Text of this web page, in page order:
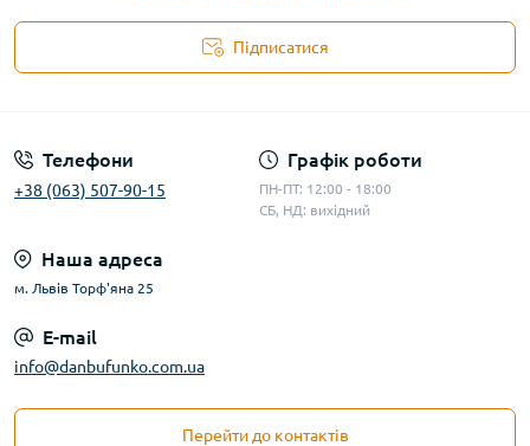
Підписатися
Телефони
+38 (063) 507-90-15
Графік роботи
ПН-ПТ: 12:00 - 18:00
СБ, НД: вихідний
Наша адреса
м. Львів Торф'яна 25
E-mail
info@danbufunko.com.ua
Перейти до контактів